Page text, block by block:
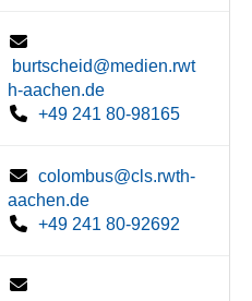
burtscheid@medien.rwt
h-aachen.de
+49 241 80-98165
colombus@cls.rwth-
aachen.de
+49 241 80-92692